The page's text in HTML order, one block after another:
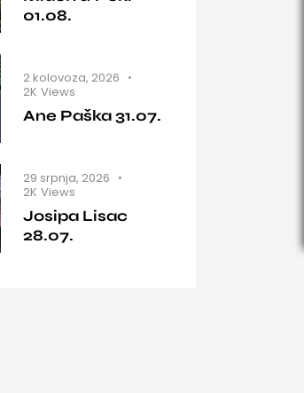
01.08.
2 kolovoza, 2026
2K Views
Ane Paška 31.07.
29 srpnja, 2026
2K Views
Josipa Lisac
28.07.